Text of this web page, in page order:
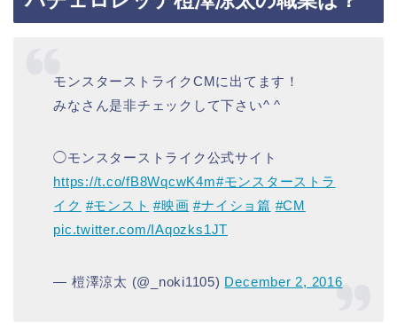
モンスターストライクCMに出てます！
みなさん是非チェックして下さい^ ^
◯モンスターストライク公式サイト
https://t.co/fB8WqcwK4m#モンスターストラ
イク #モンスト #映画 #ナイショ篇 #CM
pic.twitter.com/IAqozks1JT
— 榿澤涼太 (@_noki1105) December 2, 2016